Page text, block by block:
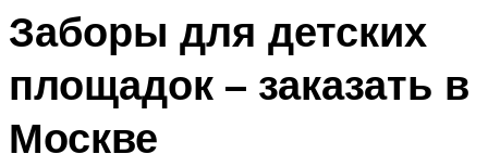
Заборы для детских
площадок – заказать в
Москве